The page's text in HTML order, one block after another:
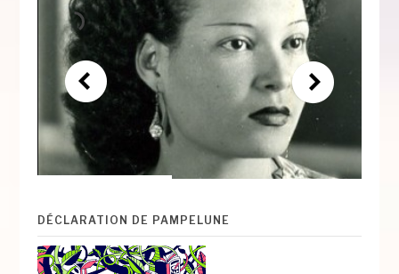
DÉCLARATION DE PAMPELUNE